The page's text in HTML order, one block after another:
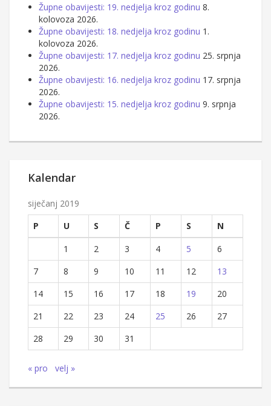
Župne obavijesti: 19. nedjelja kroz godinu 8.
kolovoza 2026.
Župne obavijesti: 18. nedjelja kroz godinu 1.
kolovoza 2026.
Župne obavijesti: 17. nedjelja kroz godinu 25. srpnja
2026.
Župne obavijesti: 16. nedjelja kroz godinu 17. srpnja
2026.
Župne obavijesti: 15. nedjelja kroz godinu 9. srpnja
2026.
Kalendar
siječanj 2019
P
U S Č P S
N
1
2 3 4 5
6
7
8 9 10 11 12
13
14
15 16 17 18 19
20
21
22 23 24 25 26
27
28
29 30 31
« pro velj »